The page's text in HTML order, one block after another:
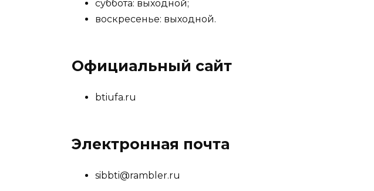
суббота: выходной;
воскресенье: выходной.
Официальный сайт
btiufa.ru
Электронная почта
sibbti@rambler.ru